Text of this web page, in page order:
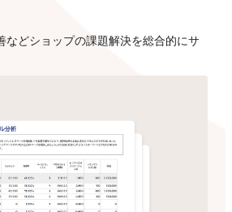
などショップの課題解決を総合的にサ